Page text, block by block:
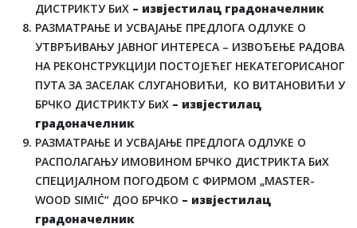
ДИСТРИКТУ БиХ – извјестилац градоначелник
РАЗМАТРАЊЕ И УСВАЈАЊЕ ПРЕДЛОГА ОДЛУКЕ О
УТВРЂИВАЊУ ЈАВНОГ ИНТЕРЕСА – ИЗВОЂЕЊЕ РАДОВА
НА РЕКОНСТРУКЦИЈИ ПОСТОЈЕЋЕГ НЕКАТЕГОРИСАНОГ
ПУТА ЗА ЗАСЕЛАК СЛУГАНОВИЋИ, КО ВИТАНОВИЋИ У
БРЧКО ДИСТРИКТУ БиХ – извјестилац
градоначелник
РАЗМАТРАЊЕ И УСВАЈАЊЕ ПРЕДЛОГА ОДЛУКЕ О
РАСПОЛАГАЊУ ИМОВИНОМ БРЧКО ДИСТРИКТА БиХ
СПЕЦИЈАЛНОМ ПОГОДБОМ С ФИРМОМ „MASTER-
WOOD SIMIĆ“ ДОО БРЧКО – извјестилац
градоначелник